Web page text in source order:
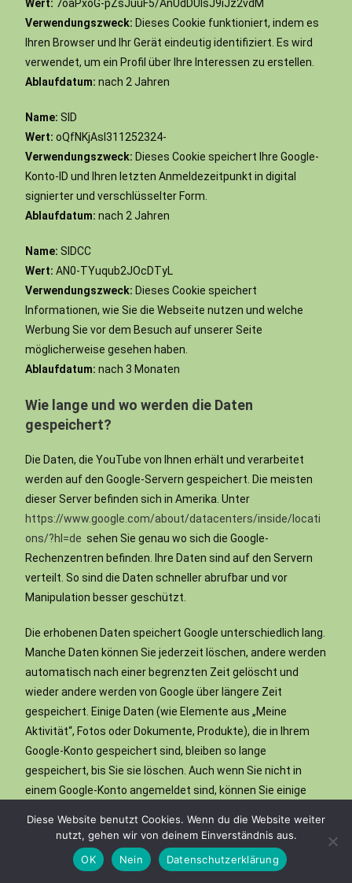
Wert: 7oaPxoG-pZsJuuF5/AnUdDUIsJ9iJz2vdM
Verwendungszweck: Dieses Cookie funktioniert, indem es
Ihren Browser und Ihr Gerät eindeutig identifiziert. Es wird
verwendet, um ein Profil über Ihre Interessen zu erstellen.
Ablaufdatum: nach 2 Jahren
Name: SID
Wert: oQfNKjAsI311252324-
Verwendungszweck: Dieses Cookie speichert Ihre Google-
Konto-ID und Ihren letzten Anmeldezeitpunkt in digital
signierter und verschlüsselter Form.
Ablaufdatum: nach 2 Jahren
Name: SIDCC
Wert: AN0-TYuqub2JOcDTyL
Verwendungszweck: Dieses Cookie speichert
Informationen, wie Sie die Webseite nutzen und welche
Werbung Sie vor dem Besuch auf unserer Seite
möglicherweise gesehen haben.
Ablaufdatum: nach 3 Monaten
Wie lange und wo werden die Daten
gespeichert?
Die Daten, die YouTube von Ihnen erhält und verarbeitet
werden auf den Google-Servern gespeichert. Die meisten
dieser Server befinden sich in Amerika. Unter
https://www.google.com/about/datacenters/inside/locati
ons/?hl=de sehen Sie genau wo sich die Google-
Rechenzentren befinden. Ihre Daten sind auf den Servern
verteilt. So sind die Daten schneller abrufbar und vor
Manipulation besser geschützt.
Die erhobenen Daten speichert Google unterschiedlich lang.
Manche Daten können Sie jederzeit löschen, andere werden
automatisch nach einer begrenzten Zeit gelöscht und
wieder andere werden von Google über längere Zeit
gespeichert. Einige Daten (wie Elemente aus „Meine
Aktivität“, Fotos oder Dokumente, Produkte), die in Ihrem
Google-Konto gespeichert sind, bleiben so lange
gespeichert, bis Sie sie löschen. Auch wenn Sie nicht in
einem Google-Konto angemeldet sind, können Sie einige
sind, löschen.
Wie kann ich meine Daten löschen bzw. die
Diese Website benutzt Cookies. Wenn du die Website weiter
nutzt, gehen wir von deinem Einverständnis aus.
OK
Nein Datenschutzerklärung